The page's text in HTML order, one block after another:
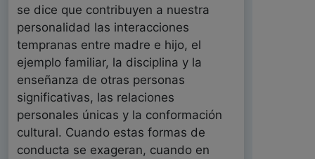
se dice que contribuyen a nuestra
personalidad las interacciones
tempranas entre madre e hijo, el
ejemplo familiar, la disciplina y la
enseñanza de otras personas
significativas, las relaciones
personales únicas y la conformación
cultural. Cuando estas formas de
conducta se exageran, cuando en